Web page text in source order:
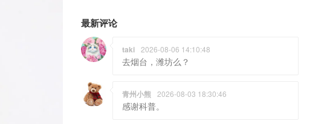
最新评论
taki 2026-08-06 14:10:48
去烟台，潍坊么？
青州小熊 2026-08-03 18:30:46
感谢科普。